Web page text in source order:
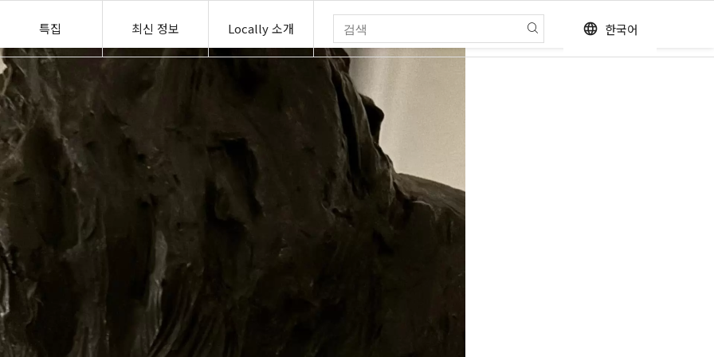
특집 최신 정보 Locally 소개 language 한국어